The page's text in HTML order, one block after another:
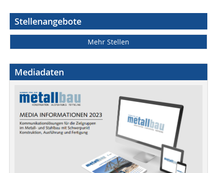
Stellenangebote
Mehr Stellen
Mediadaten